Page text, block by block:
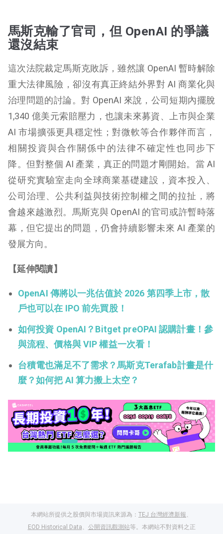
馬斯克輸了官司，但 OpenAI 的爭議
還沒結束
這次法院裁定馬斯克敗訴，雖然讓 OpenAI 暫時解除
重大法律風險，卻沒有真正終結外界對 AI 商業化與
治理問題的討論。對 OpenAI 來說，公司短期內擺脫
1,340 億美元索賠壓力，也讓未來募資、上市與企業
AI 市場擴張更具穩定性；對微軟等合作夥伴而言，
相關投資與合作關係中的法律不確定性也同步下
降。但對整個 AI 產業，真正的問題才剛開始。當 AI
從研究實驗室走向全球商業基礎建設，資本投入、
公司治理、公共利益與技術控制權之間的拉扯，將
會越來越激烈。馬斯克與 OpenAI 的官司或許暫時落
幕，但它提出的問題，仍會持續影響未來 AI 產業的
發展方向。
【延伸閱讀】
OpenAI 傳將以一兆估值於 2026 第四季上市，散
戶也可以在 IPO 前先買股！
如何投資 OpenAI？Bitget preOPAI 認購計畫！參
與流程、價格與 VIP 權益一次看！
台積電也滿足不了需求？馬斯克Terafab計畫是什
麼？如何把 AI 算力搬上太空？
本網站所提供之股價與市場資訊來源為： TEJ 台灣經濟新報、
EOD Historical Data、 公開資訊觀測站等。本網站不對資料之正